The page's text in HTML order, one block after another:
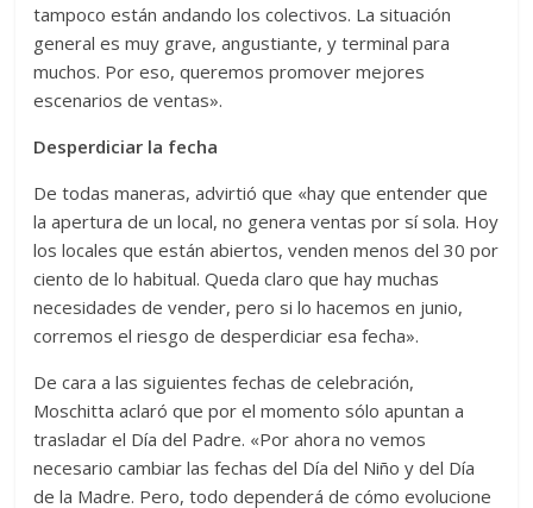
tampoco están andando los colectivos. La situación
general es muy grave, angustiante, y terminal para
muchos. Por eso, queremos promover mejores
escenarios de ventas».
Desperdiciar la fecha
De todas maneras, advirtió que «hay que entender que
la apertura de un local, no genera ventas por sí sola. Hoy
los locales que están abiertos, venden menos del 30 por
ciento de lo habitual. Queda claro que hay muchas
necesidades de vender, pero si lo hacemos en junio,
corremos el riesgo de desperdiciar esa fecha».
De cara a las siguientes fechas de celebración,
Moschitta aclaró que por el momento sólo apuntan a
trasladar el Día del Padre. «Por ahora no vemos
necesario cambiar las fechas del Día del Niño y del Día
de la Madre. Pero, todo dependerá de cómo evolucione